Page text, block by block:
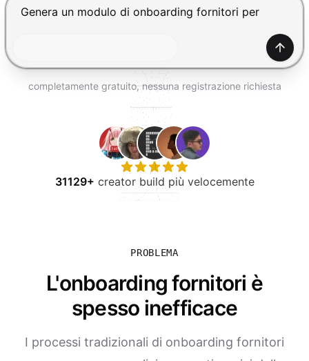
PROVA GRATIS
Premi Invio per inviare, Shift+Invio per nuova riga
completamente gratuito, nessuna registrazione richiesta
31129+ creator build più velocemente
PROBLEMA
L'onboarding fornitori è
spesso inefficace
I processi tradizionali di onboarding fornitori